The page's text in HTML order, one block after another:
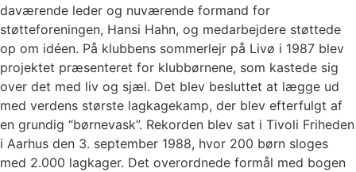
daværende leder og nuværende formand for
støtteforeningen, Hansi Hahn, og medarbejdere støttede
op om idéen. På klubbens sommerlejr på Livø i 1987 blev
projektet præsenteret for klubbørnene, som kastede sig
over det med liv og sjæl. Det blev besluttet at lægge ud
med verdens største lagkagekamp, der blev efterfulgt af
en grundig “børnevask”. Rekorden blev sat i Tivoli Friheden
i Aarhus den 3. september 1988, hvor 200 børn sloges
med 2.000 lagkager. Det overordnede formål med bogen